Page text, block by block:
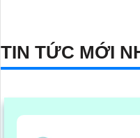
TIN TỨC MỚI